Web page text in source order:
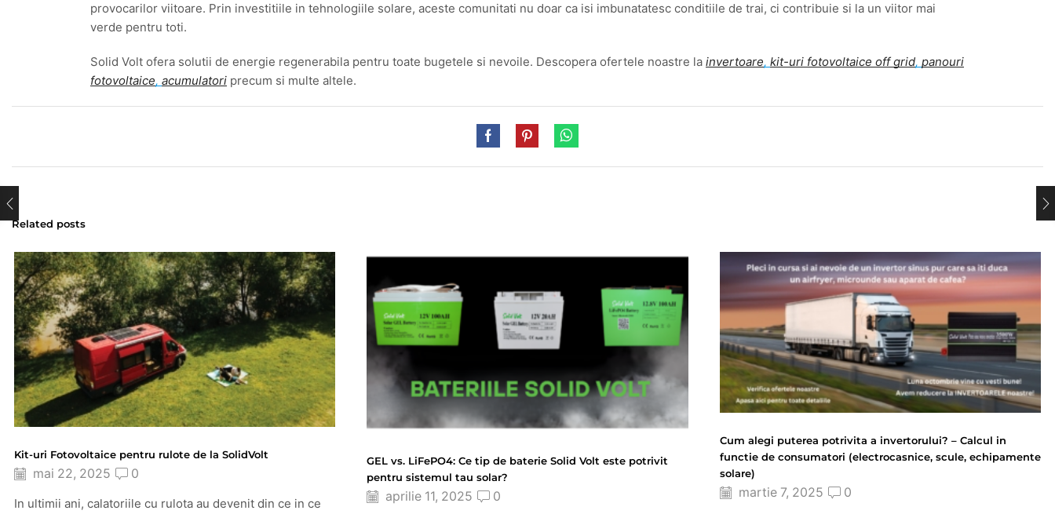
provocarilor viitoare. Prin investitiile in tehnologiile solare, aceste comunitati nu doar ca isi imbunatatesc conditiile de trai, ci contribuie si la un viitor mai
verde pentru toti.
Solid Volt ofera solutii de energie regenerabila pentru toate bugetele si nevoile. Descopera ofertele noastre la invertoare, kit-uri fotovoltaice off grid, panouri
fotovoltaice, acumulatori precum si multe altele.
Related posts
Kit-uri Fotovoltaice pentru rulote de la SolidVolt
mai 22, 2025
0
In ultimii ani, calatoriile cu rulota au devenit din ce in ce
GEL vs. LiFePO4: Ce tip de baterie Solid Volt este potrivit
pentru sistemul tau solar?
aprilie 11, 2025
0
Cum alegi puterea potrivita a invertorului? – Calcul in
functie de consumatori (electrocasnice, scule, echipamente
solare)
martie 7, 2025
0